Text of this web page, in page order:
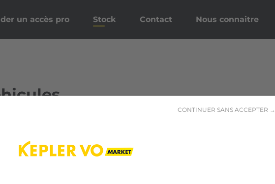
CONTINUER SANS ACCEPTER →
un accès pro Stock Contact Nous connaitre